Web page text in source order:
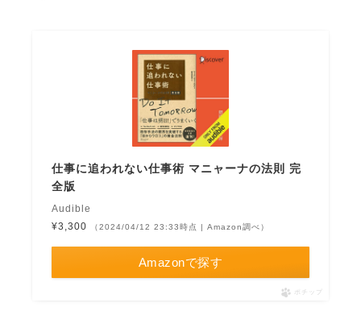
仕事に追われない仕事術 マニャーナの法則 完
全版
Audible
¥3,300
（2024/04/12 23:33時点 | Amazon調べ）
Amazonで探す
ポチップ